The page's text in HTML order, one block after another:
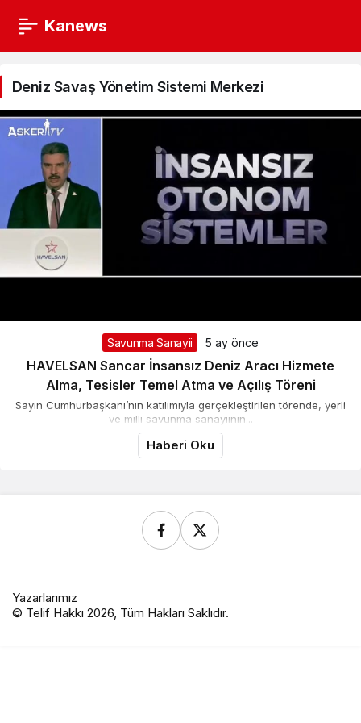
Kanews
Deniz
Savaş
Yönetim
Sistemi
Merkezi
Haberleri
Deniz Savaş Yönetim Sistemi Merkezi
Savunma Sanayii 5 ay önce
HAVELSAN Sancar İnsansız Deniz Aracı Hizmete
Alma, Tesisler Temel Atma ve Açılış Töreni
Sayın Cumhurbaşkanı’nın katılımıyla gerçekleştirilen törende, yerli
ve milli savunma sanayiinin...
Haberi Oku
Yazarlarımız
© Telif Hakkı 2026, Tüm Hakları Saklıdır.